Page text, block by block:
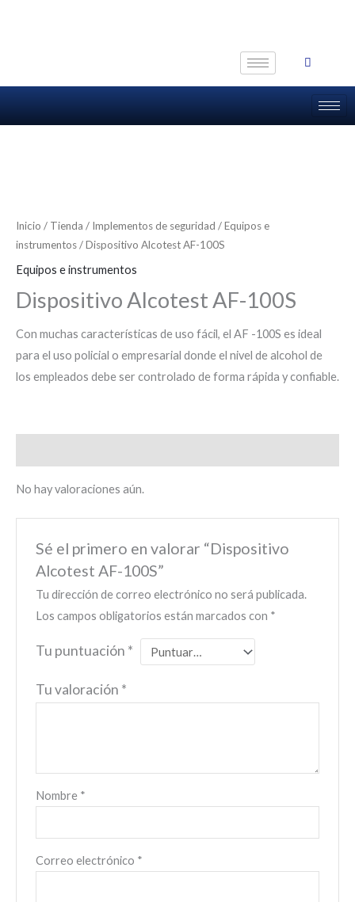
Inicio / Tienda / Implementos de seguridad /Equipos e
instrumentos/ Dispositivo Alcotest AF-100S
Equipos e instrumentos
Dispositivo Alcotest AF-100S
Con muchas características de uso fácil, el AF -100S es ideal
para el uso policial o empresarial donde el nivel de alcohol de
los empleados debe ser controlado de forma rápida y confiable.
No hay valoraciones aún.
Sé el primero en valorar “Dispositivo
Alcotest AF-100S”
Tu dirección de correo electrónico no será publicada.
Los campos obligatorios están marcados con *
Tu puntuación *
Tu valoración *
Nombre *
Correo electrónico *